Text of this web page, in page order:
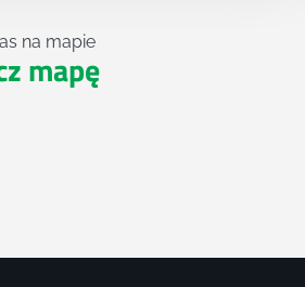
na mapie
mapę